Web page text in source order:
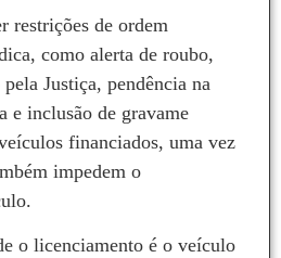
restrições de ordem
como alerta de roubo,
Justiça, pendência na
e inclusão de gravame
financiados, uma vez
impedem o
o licenciamento é o veículo